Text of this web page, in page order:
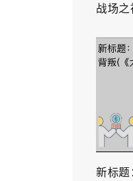
战场
新标题